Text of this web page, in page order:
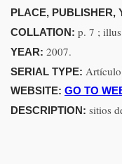
PLACE, PUBLISHER,
COLLATION: p. 7 ;
YEAR: 2007.
SERIAL TYPE:
WEBSITE: GO TO
DESCRIPTION: sitios